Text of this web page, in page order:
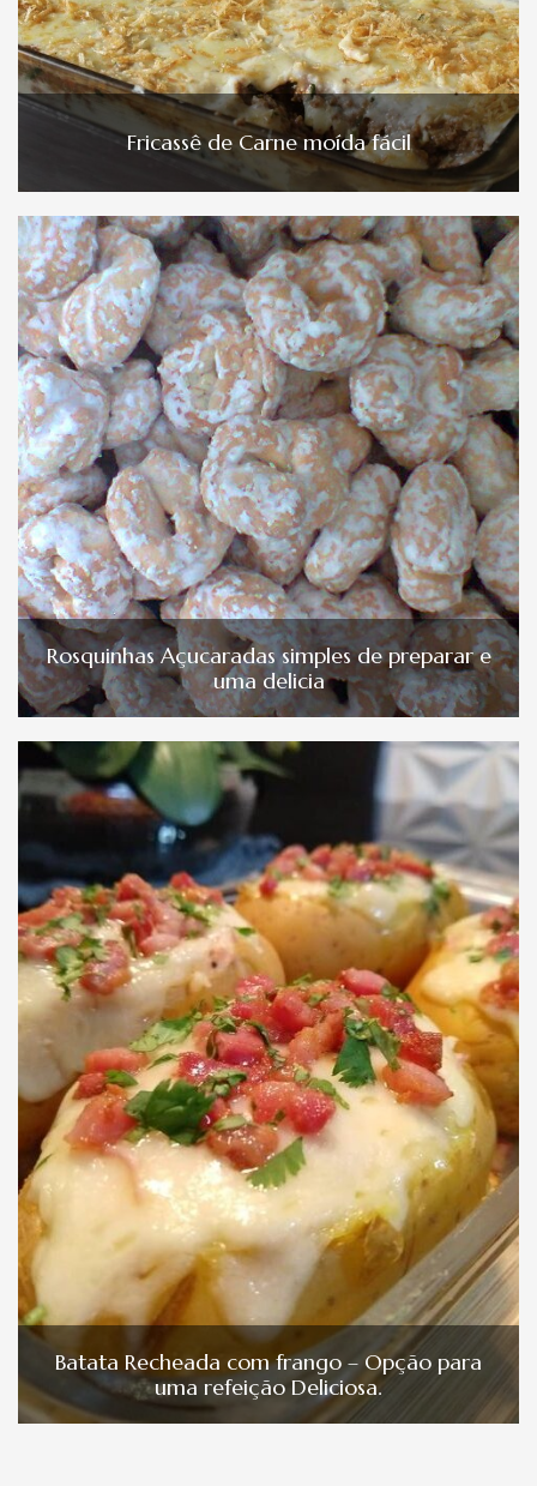
Fricassê de Carne moída fácil
Rosquinhas Açucaradas simples de preparar e
uma delicia
Batata Recheada com frango – Opção para
uma refeição Deliciosa.